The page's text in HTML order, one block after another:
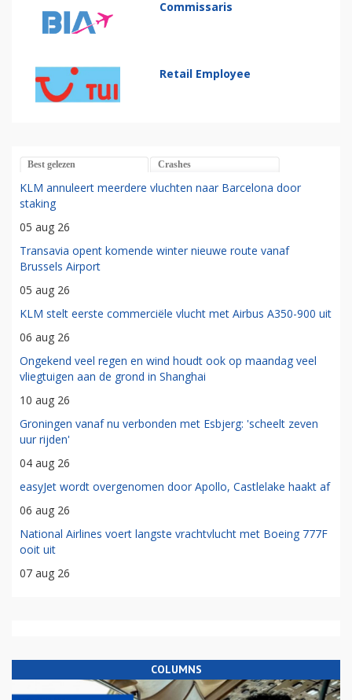
Commissaris
Retail Employee
Best gelezen Crashes
KLM annuleert meerdere vluchten naar Barcelona door
staking
05 aug 26
Transavia opent komende winter nieuwe route vanaf
Brussels Airport
05 aug 26
KLM stelt eerste commerciële vlucht met Airbus A350-900 uit
06 aug 26
Ongekend veel regen en wind houdt ook op maandag veel
vliegtuigen aan de grond in Shanghai
10 aug 26
Groningen vanaf nu verbonden met Esbjerg: 'scheelt zeven
uur rijden'
04 aug 26
easyJet wordt overgenomen door Apollo, Castlelake haakt af
06 aug 26
National Airlines voert langste vrachtvlucht met Boeing 777F
ooit uit
07 aug 26
COLUMNS